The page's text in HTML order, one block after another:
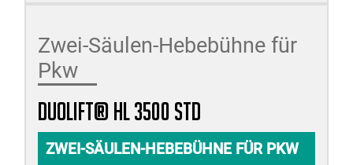
Zwei-Säulen-Hebebühne für
Pkw
duolift® HL 3500 STD
ZWEI-SÄULEN-HEBEBÜHNE FÜR PKW